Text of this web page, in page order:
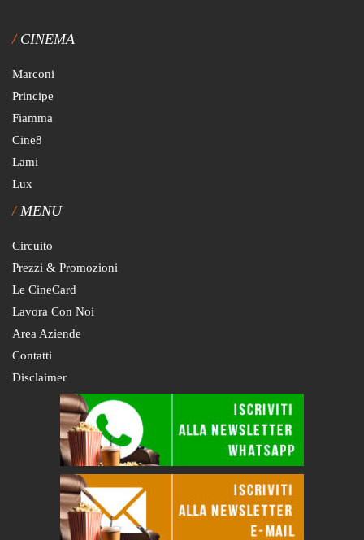
CINEMA
Marconi
Principe
Fiamma
Cine8
Lami
Lux
MENU
Circuito
Prezzi & Promozioni
Le CineCard
Lavora Con Noi
Area Aziende
Contatti
Disclaimer